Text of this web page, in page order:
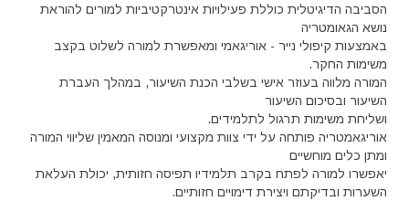
הסביבה הדיגיטלית כוללת פעילויות אינטרקטיביות למורים להוראת
נושא הגאומטריה
באמצעות קיפולי נייר - אוריגאמי ומאפשרת למורה לשלוט בקצב
משימות החקר.
המורה מלווה בעוזר אישי בשלבי הכנת השיעור, במהלך העברת
השיעור ובסיכום השיעור
ושליחת משימות תרגול לתלמידים.
אוריגאמטריה פותחה על ידי צוות מקצועי ומנוסה המאמין שליווי המורה
ומתן כלים מוחשיים
יאפשרו למורה לפתח בקרב תלמידיו תפיסה חזותית, יכולת העלאת
השערות ובדיקתם ויצירת דימויים חזותיים.